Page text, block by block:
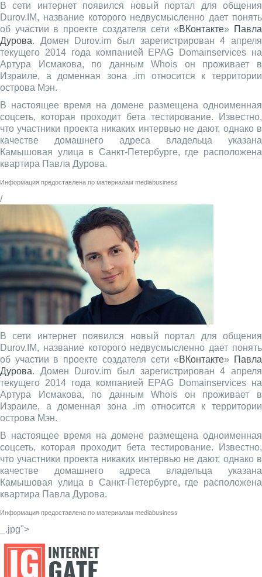
В сети интернет появился новый портал для общения
Durov.IM, название которого недвусмысленно дает понять
об участии в проекте создателя сети «ВКонтакте» Павла
Дурова. Домен Durov.im был зарегистрирован 4 апреля
текущего 2014 года компанией EPAG Domainservices на
Артура Исмакова, по данным Whois он проживает в
Израиле, а доменная зона .im относится к территории
острова Мэн.
В настоящее время на домене размещена одноименная
соцсеть, которая проходит бета тестирование. Известно,
что участники проекта никаких интервью не дают, однако в
качестве домашнего адреса владельца указана
Камышовая улица в Санкт-Петербурге, где расположена
квартира Павла Дурова.
Информация предоставлена по материалам mediabusiness
/
В сети интернет появился новый портал для общения
Durov.IM, название которого недвусмысленно дает понять
об участии в проекте создателя сети «ВКонтакте» Павла
Дурова. Домен Durov.im был зарегистрирован 4 апреля
текущего 2014 года компанией EPAG Domainservices на
Артура Исмакова, по данным Whois он проживает в
Израиле, а доменная зона .im относится к территории
острова Мэн.
В настоящее время на домене размещена одноименная
соцсеть, которая проходит бета тестирование. Известно,
что участники проекта никаких интервью не дают, однако в
качестве домашнего адреса владельца указана
Камышовая улица в Санкт-Петербурге, где расположена
квартира Павла Дурова.
Информация предоставлена по материалам mediabusiness
_.jpg">